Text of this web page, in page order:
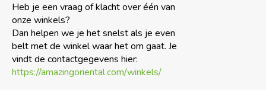
Heb je een vraag of klacht over één van
onze winkels?
Dan helpen we je het snelst als je even
belt met de winkel waar het om gaat. Je
vindt de contactgegevens hier:
https://amazingoriental.com/winkels/